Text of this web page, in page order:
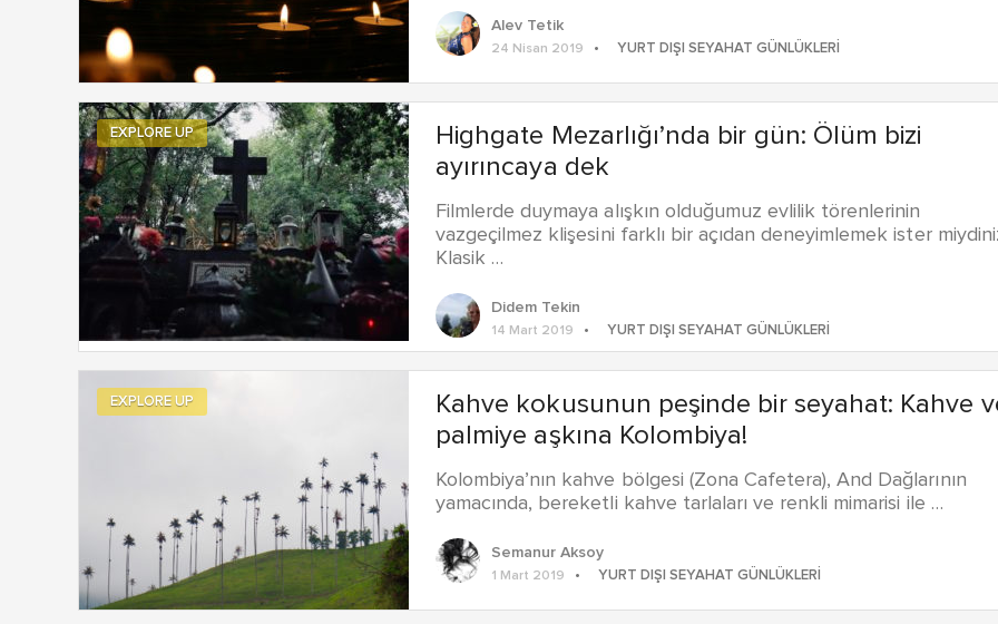
Alev Tetik
24 Nisan 2019 YURT DIŞI SEYAHAT GÜNLÜKLERI
Highgate Mezarlığı’nda bir gün: Ölüm bizi
ayırıncaya dek
Filmlerde duymaya alışkın olduğumuz evlilik törenlerinin
vazgeçilmez klişesini farklı bir açıdan deneyimlemek ister
Klasik …
EXPLORE UP
Didem Tekin
14 Mart 2019 YURT DIŞI SEYAHAT GÜNLÜKLERI
Kahve kokusunun peşinde bir seyahat: Kahve
palmiye aşkına Kolombiya!
Kolombiya’nın kahve bölgesi (Zona Cafetera), And Dağlarının
yamacında, bereketli kahve tarlaları ve renkli mimarisi ile …
EXPLORE UP
Semanur Aksoy
1 Mart 2019 YURT DIŞI SEYAHAT GÜNLÜKLERI